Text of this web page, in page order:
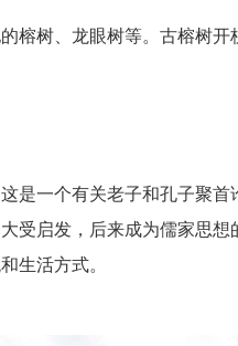
榕树、龙眼树等。古榕树
这是一个有关老子和孔子聚首
受启发，后来成为儒家思
生活方式。